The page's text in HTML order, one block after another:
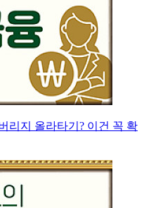
리지 올라타기? 이건 꼭 확